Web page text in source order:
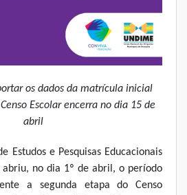
os dados da matrícula inicial
Escolar encerra no dia 15 de
abril
Estudos e Pesquisas Educacionais
abriu, no dia 1º de abril, o período
a segunda etapa do Censo